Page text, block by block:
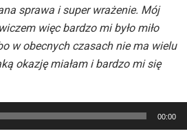
sprawa i super wrażenie. Mój
więc bardzo mi było miło
w obecnych czasach nie ma wielu
okazję miałam i bardzo mi się
00:00